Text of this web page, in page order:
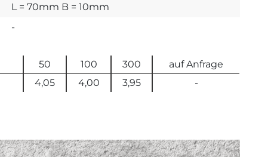
L = 70mm B = 10mm
-
50 100 300
auf Anfrage
4,05 4,00 3,95 -